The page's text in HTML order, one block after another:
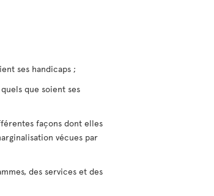
ses handicaps ;
que soient ses
façons dont elles
vécues par
des services et des